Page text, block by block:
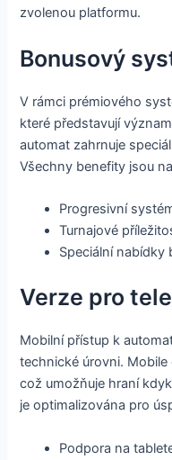
zvolenou platformu.
Bonusový
V rámci prémiového
které představují
automat zahrnuje
Všechny benefity jsou
Progresivní
Turnajové
Speciální
Verze pro
Mobilní přístup k
technické úrovni.
což umožňuje hraní
je optimalizována pro
Podpora na